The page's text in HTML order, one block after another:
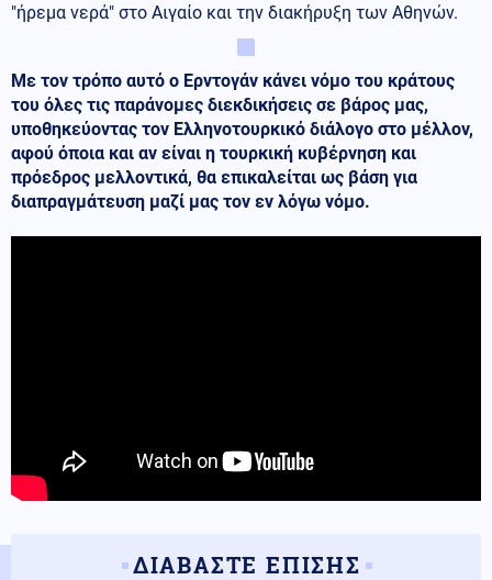
"ήρεμα νερά" στο Αιγαίο και την διακήρυξη των Αθηνών.
Με τον τρόπο αυτό ο Ερντογάν κάνει νόμο του κράτους
του όλες τις παράνομες διεκδικήσεις σε βάρος μας,
υποθηκεύοντας τον Ελληνοτουρκικό διάλογο στο μέλλον,
αφού όποια και αν είναι η τουρκική κυβέρνηση και
πρόεδρος μελλοντικά, θα επικαλείται ως βάση για
διαπραγμάτευση μαζί μας τον εν λόγω νόμο.
ΔΙΑΒΑΣΤΕ ΕΠΙΣΗΣ